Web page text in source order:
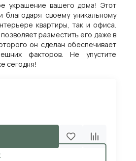
украшение вашего дома! Этот
благодаря своему уникальному
квартиры, так и офиса.
разместить его даже в
он сделан обеспечивает
факторов. Не упустите
сегодня!